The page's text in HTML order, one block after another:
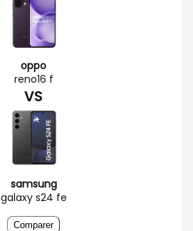
oppo
reno16 f
VS
samsung
galaxy s24 fe
Comparer